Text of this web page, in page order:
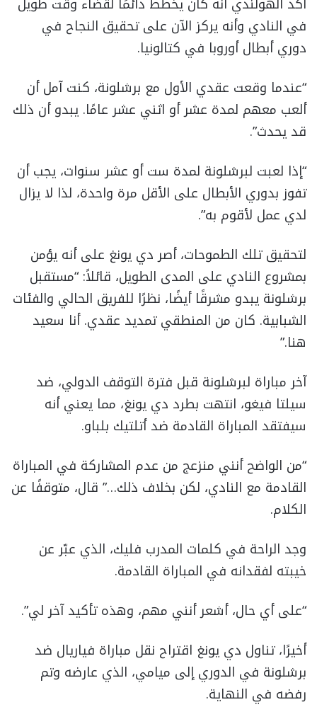
في النادي وأنه يركز الآن على تحقيق النجاح في
دوري أبطال أوروبا في كتالونيا.
“عندما وقعت عقدي الأول مع برشلونة، كنت آمل أن
ألعب معهم لمدة عشر أو اثني عشر عامًا. يبدو أن ذلك
قد يحدث”.
“إذا لعبت لبرشلونة لمدة ست أو عشر سنوات، يجب أن
تفوز بدوري الأبطال على الأقل مرة واحدة، لذا لا يزال
لدي عمل لأقوم به”.
لتحقيق تلك الطموحات، أصر دي يونغ على أنه يؤمن
بمشروع النادي على المدى الطويل، قائلاً: “مستقبل
برشلونة يبدو مشرقًا أيضًا، نظرًا للفريق الحالي والفئات
الشبابية. كان من المنطقي تمديد عقدي. أنا سعيد
هنا.”
آخر مباراة لبرشلونة قبل فترة التوقف الدولي، ضد
سيلتا فيغو، انتهت بطرد دي يونغ، مما يعني أنه
سيفتقد المباراة القادمة ضد أتلتيك بلباو.
“من الواضح أنني منزعج من عدم المشاركة في المباراة
القادمة مع النادي، لكن بخلاف ذلك…” قال، متوقفًا عن
الكلام.
وجد الراحة في كلمات المدرب فليك، الذي عبّر عن
خيبته لفقدانه في المباراة القادمة.
“على أي حال، أشعر أنني مهم، وهذه تأكيد آخر لي”.
أخيرًا، تناول دي يونغ اقتراح نقل مباراة فياريال ضد
برشلونة في الدوري إلى ميامي، الذي عارضه وتم
رفضه في النهاية.